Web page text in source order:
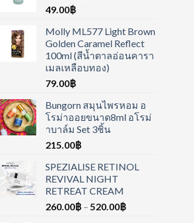
49.00฿
Molly ML577 Light Brown
Golden Caramel Reflect
100ml (สีน้ำตาลอ่อนคารา
เมลเหลือบทอง)
79.00฿
Bungorn สมุนไพรหอม อ
โรม่าออยขนาด8ml อโรม่
าบาล์ม Set 3ชิ้น
215.00฿
SPEZIALISE RETINOL
REVIVAL NIGHT
RETREAT CREAM
260.00฿ – 520.00฿